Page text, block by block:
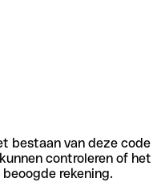
bestaan van deze code
controleren of het
rekening.